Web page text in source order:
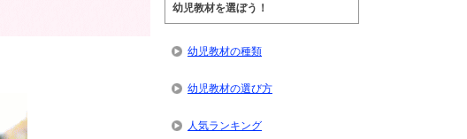
幼児教材を選ぼう！
幼児教材の種類
幼児教材の選び方
人気ランキング